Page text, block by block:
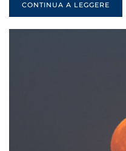
CONTINUA A LEGGERE